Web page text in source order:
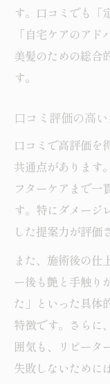
す。口コミでも「
「自宅ケアのアド
美髪のための総合
す。
口コミ評価の高
口コミで高評価を
共通点があります
フターケアまで一
す。特にダメージ
した提案力が評価
また、施術後の仕
ー後も艶と手触り
た」といった具体
特徴です。さらに
囲気も、リピータ
失敗しないために